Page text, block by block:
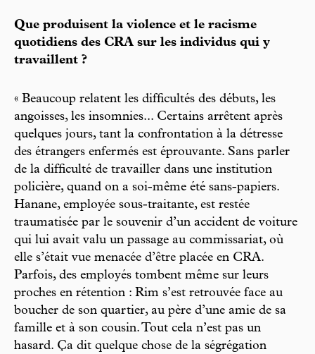
Que produisent la violence et le racisme
quotidiens des CRA sur les individus qui y
travaillent ?
« Beaucoup relatent les difficultés des débuts, les
angoisses, les insomnies... Certains arrêtent après
quelques jours, tant la confrontation à la détresse
des étrangers enfermés est éprouvante. Sans parler
de la difficulté de travailler dans une institution
policière, quand on a soi-même été sans-papiers.
Hanane, employée sous-traitante, est restée
traumatisée par le souvenir d’un accident de voiture
qui lui avait valu un passage au commissariat, où
elle s’était vue menacée d’être placée en CRA.
Parfois, des employés tombent même sur leurs
proches en rétention : Rim s’est retrouvée face au
boucher de son quartier, au père d’une amie de sa
famille et à son cousin. Tout cela n’est pas un
hasard. Ça dit quelque chose de la ségrégation